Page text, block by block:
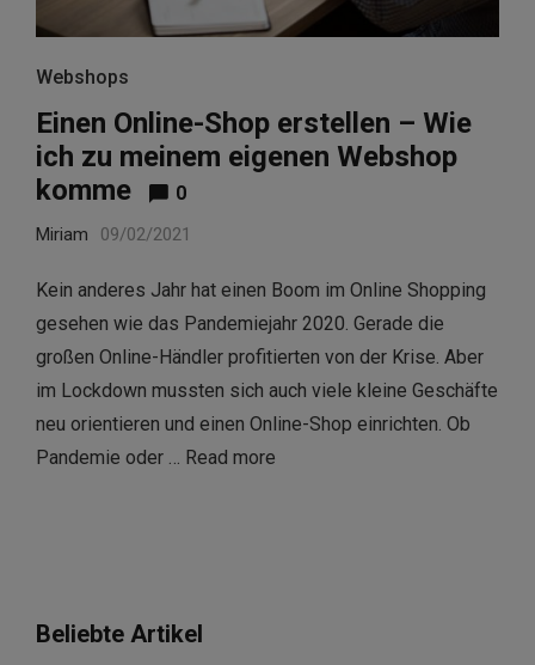
Webshops
Einen Online-Shop erstellen – Wie
ich zu meinem eigenen Webshop
komme
0
Miriam 09/02/2021
Kein anderes Jahr hat einen Boom im Online Shopping
gesehen wie das Pandemiejahr 2020. Gerade die
großen Online-Händler profitierten von der Krise. Aber
im Lockdown mussten sich auch viele kleine Geschäfte
neu orientieren und einen Online-Shop einrichten. Ob
Pandemie oder … Read more
Beliebte Artikel